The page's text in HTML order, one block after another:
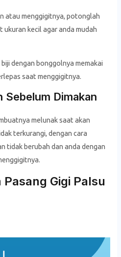
atau menggigitnya, potonglah
kecil agar anda mudah
dengan bonggolnya memakai
saat menggigitnya.
Sebelum Dimakan
melunak saat akan
terkurangi, dengan cara
tidak berubah dan anda dengan
Gigi Palsu